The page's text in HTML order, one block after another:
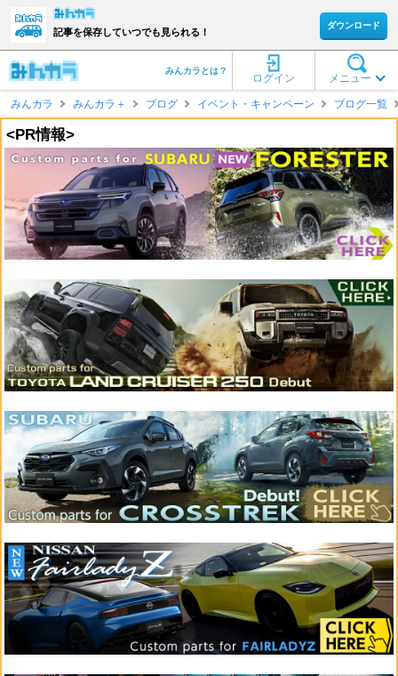
記事を保存していつでも見られる！
ダウンロード
メニュー
ログイン
みんカラとは？
みんカラ みんカラ＋ ブログ イベント・キャンペーン ブログ一覧
<PR情報>